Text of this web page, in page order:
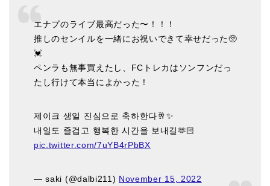
エナプのライブ最高だった〜！！！
推しのセンイルを一緒にお祝いできて幸せだった🥺
💓
ペンラも無事買えたし、FCトレカはソンフンだっ
たし行けて本当によかった！
제이크 생일 진심으로 축하한다🥂✨
내일도 즐겁고 행복한 시간을 보내길🫶🏻
pic.twitter.com/7uYB4rPbBX
— saki (@dalbi211) November 15, 2022